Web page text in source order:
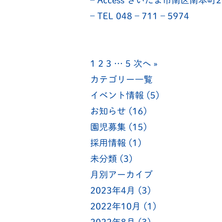
– TEL 048 – 711 – 5974
1 2 3 … 5 次へ »
カテゴリー一覧
イベント情報 (5)
お知らせ (16)
園児募集 (15)
採用情報 (1)
未分類 (3)
月別アーカイブ
2023年4月
(3)
2022年10月
(1)